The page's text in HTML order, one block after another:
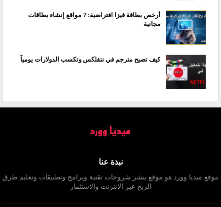
أرخص بطاقة فيزا افتراضية: 7 مواقع إنشاء بطاقات
مجانية
كيف تصبح مترجم في نتفلكس وتكسب الدولارات يومياً
نبذة عنا
موقع ميديا وورد هو موقع ينشر شروحات تقنية وبرامج وتطبيقات وتعليم طرق
الربح عبر الانترنت والاستثمار